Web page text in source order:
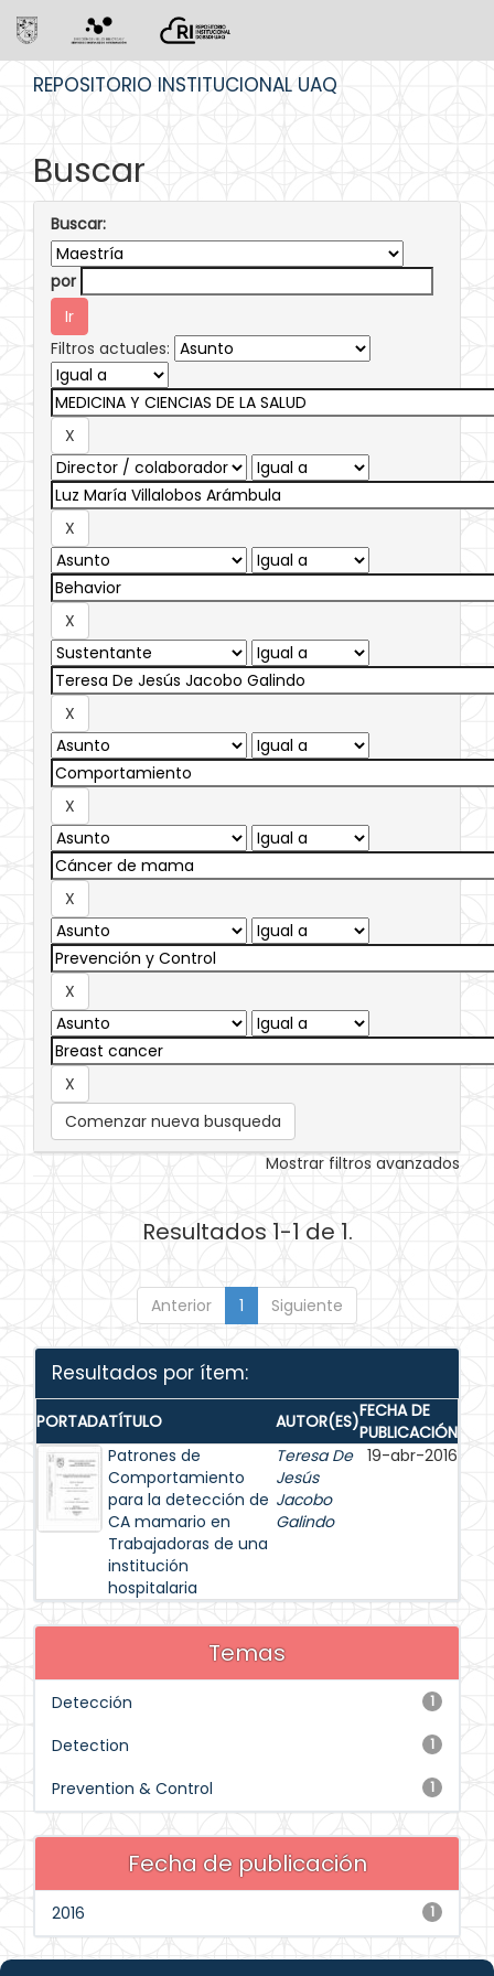
REPOSITORIO INSTITUCIONAL UAQ
Buscar
Buscar:
por
Filtros actuales:
Comenzar nueva busqueda
Mostrar filtros avanzados
Resultados 1-1 de 1.
Anterior 1 Siguiente
Resultados por ítem:
PORTADATÍTULO AUTOR(ES)FECHA DE
PUBLICACIÓN
Patrones de
Comportamiento
para la detección de
CA mamario en
Trabajadoras de una
institución
hospitalaria
Teresa De
Jesús
Jacobo
Galindo
19-abr-2016
Temas
1
Detección
1
Detection
1
Prevention & Control
Fecha de publicación
1
2016